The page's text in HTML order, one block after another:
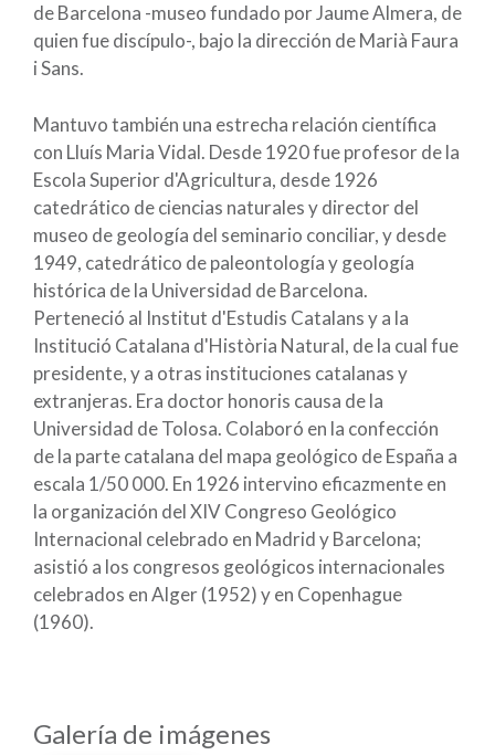
de Barcelona -museo fundado por Jaume Almera, de
quien fue discípulo-, bajo la dirección de Marià Faura
i Sans.
Mantuvo también una estrecha relación científica
con Lluís Maria Vidal. Desde 1920 fue profesor de la
Escola Superior d'Agricultura, desde 1926
catedrático de ciencias naturales y director del
museo de geología del seminario conciliar, y desde
1949, catedrático de paleontología y geología
histórica de la Universidad de Barcelona.
Perteneció al Institut d'Estudis Catalans y a la
Institució Catalana d'Història Natural, de la cual fue
presidente, y a otras instituciones catalanas y
extranjeras. Era doctor honoris causa de la
Universidad de Tolosa. Colaboró en la confección
de la parte catalana del mapa geológico de España a
escala 1/50 000. En 1926 intervino eficazmente en
la organización del XIV Congreso Geológico
Internacional celebrado en Madrid y Barcelona;
asistió a los congresos geológicos internacionales
celebrados en Alger (1952) y en Copenhague
(1960).
Galería de imágenes